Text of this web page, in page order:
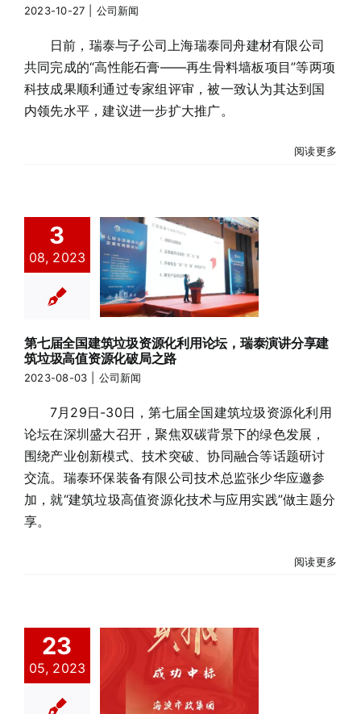
2023-10-27 公司新闻
日前，瑞泰与子公司上海瑞泰同舟建材有限公司
共同完成的“高性能石膏——再生骨料墙板项目”等两项
科技成果顺利通过专家组评审，被一致认为其达到国
内领先水平，建议进一步扩大推广。
阅读更多
3
08, 2023
第七届全国建
筑垃圾资源化
利用论坛，瑞
泰演讲分享建
筑垃圾高值资
源化破局之路
公司新闻
第七届全国建筑垃圾资源化利用论坛，瑞泰演讲分享建
筑垃圾高值资源化破局之路
2023-08-03 公司新闻
7月29日-30日，第七届全国建筑垃圾资源化利用
论坛在深圳盛大召开，聚焦双碳背景下的绿色发展，
围绕产业创新模式、技术突破、协同融合等话题研讨
交流。瑞泰环保装备有限公司技术总监张少华应邀参
加，就“建筑垃圾高值资源化技术与应用实践”做主题分
享。
阅读更多
23
05, 2023
喜报 | 瑞泰子
公司——珠海
柯凌中标海淀
市政集团转运